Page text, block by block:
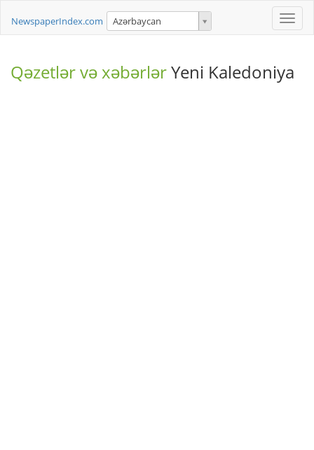
Toggle
NewspaperIndex.com Azərbaycan
Qəzetlər və xəbərlərYeni Kaledoniya